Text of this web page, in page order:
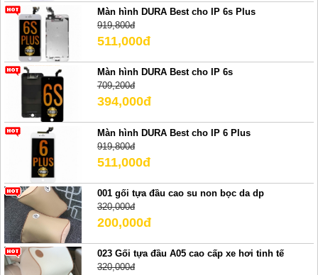
Màn hình DURA Best cho IP 6s Plus
919,800đ
511,000đ
Màn hình DURA Best cho IP 6s
709,200đ
394,000đ
Màn hình DURA Best cho IP 6 Plus
919,800đ
511,000đ
001 gối tựa đầu cao su non bọc da dp
320,000đ
200,000đ
023 Gối tựa đầu A05 cao cấp xe hơi tinh tế
320,000đ